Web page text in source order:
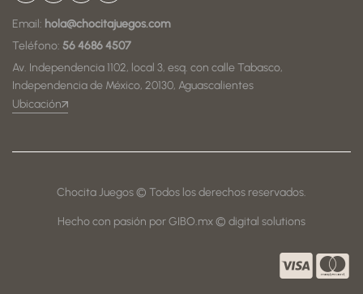
Email: hola@chocitajuegos.com
Teléfono: 56 4686 4507
Av. Independencia 1102, local 3, esq. con calle Tabasco,
Independencia de México, 20130, Aguascalientes
Ubicación
Chocita Juegos © Todos los derechos reservados.
Hecho con pasión por GIBO.mx © digital solutions